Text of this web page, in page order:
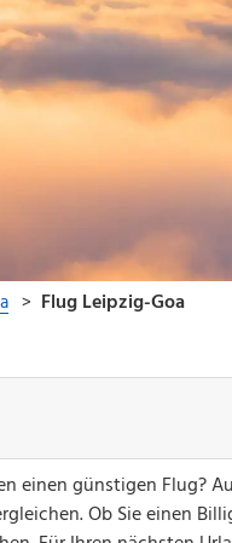
einen günstigen Flug?
Ob Sie einen